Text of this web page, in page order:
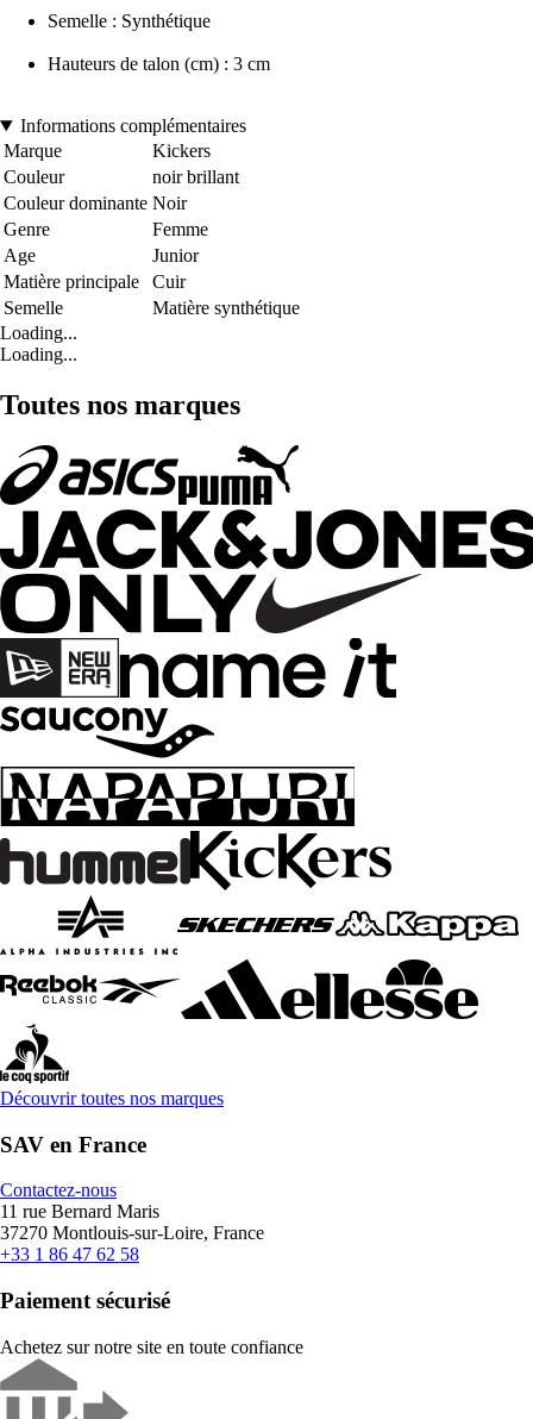
Semelle : Synthétique
Hauteurs de talon (cm) : 3 cm
Informations complémentaires
Marque
Kickers
Couleur
noir brillant
Couleur dominante Noir
Genre
Femme
Age
Junior
Matière principale
Cuir
Semelle
Matière synthétique
Loading...
Loading...
Toutes nos marques
Découvrir toutes nos marques
SAV en France
Contactez-nous
11 rue Bernard Maris
37270 Montlouis-sur-Loire, France
+33 1 86 47 62 58
Paiement sécurisé
Achetez sur notre site en toute confiance